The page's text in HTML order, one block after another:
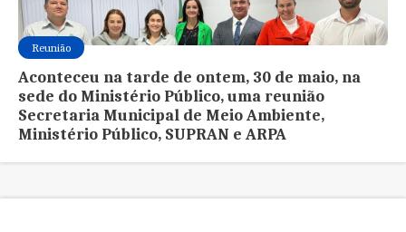
Reunião
Aconteceu na tarde de ontem, 30 de maio, na
sede do Ministério Público, uma reunião
Secretaria Municipal de Meio Ambiente,
Ministério Público, SUPRAN e ARPA